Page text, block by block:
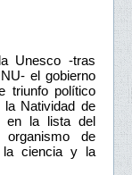
Unesco -tras
el gobierno
triunfo político
Natividad de
en la lista del
de
la ciencia y la